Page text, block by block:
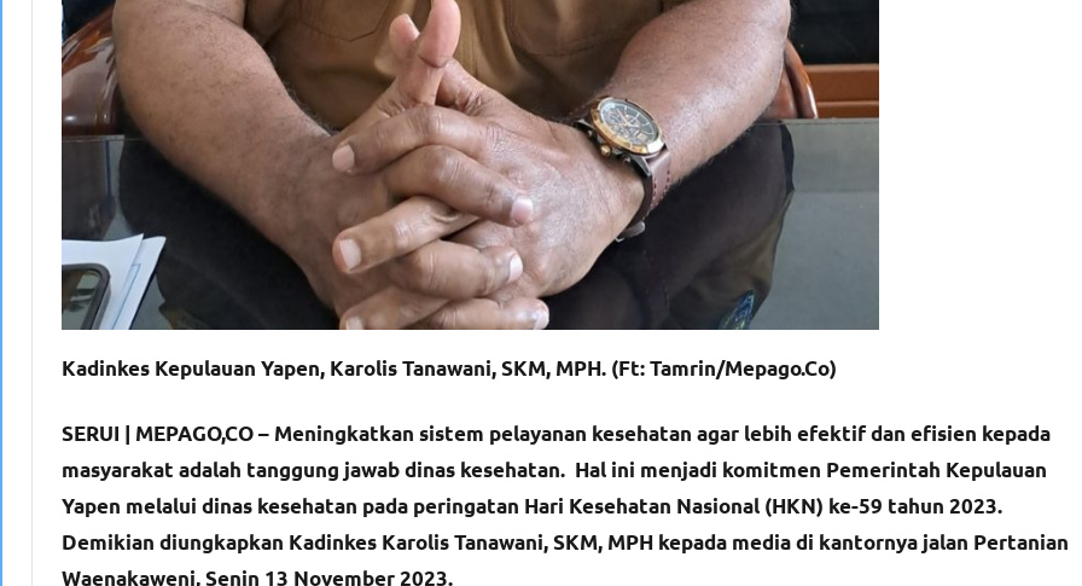
Kadinkes Kepulauan Yapen, Karolis Tanawani, SKM, MPH. (Ft: Tamrin/Mepago.Co)
SERUI | MEPAGO,CO – Meningkatkan sistem pelayanan kesehatan agar lebih efektif dan efisien kepada
masyarakat adalah tanggung jawab dinas kesehatan. Hal ini menjadi komitmen Pemerintah Kepulauan
Yapen melalui dinas kesehatan pada peringatan Hari Kesehatan Nasional (HKN) ke-59 tahun 2023.
Demikian diungkapkan Kadinkes Karolis Tanawani, SKM, MPH kepada media di kantornya jalan Pertanian
Waenakaweni, Senin 13 November 2023.